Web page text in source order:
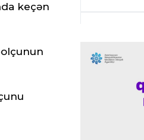
keçən
İspaniya L.L.
keçirilməsi